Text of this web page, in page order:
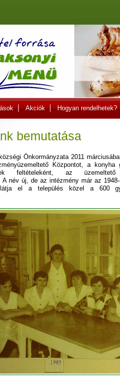
Akciók Hogyan rendelhetek?
bemutatása
Önkormányzata 2011
Központot, a konyha
feltételeként, az
A név új, de az intézmény már az
el a település közel a 600